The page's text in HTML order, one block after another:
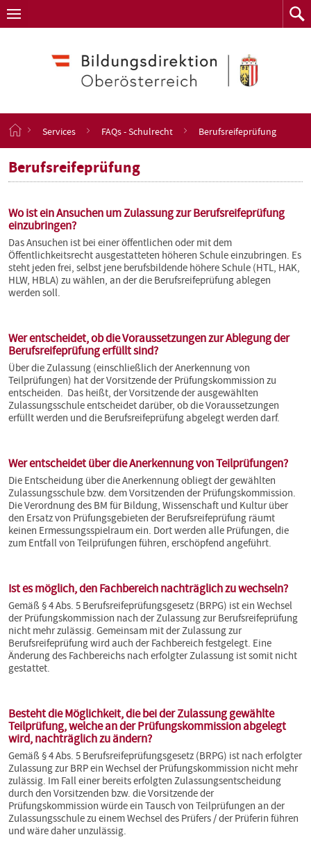
Zum
Inhalt
Navigation
Navigation
aufklappen
Zum
S
r
t
e
i
e
Services FAQs - Schulrecht Berufsreifeprüfung
Berufsreifeprüfung
Wo ist ein Ansuchen um Zulassung zur Berufsreifeprüfung
einzubringen?
Das Ansuchen ist bei einer öffentlichen oder mit dem
Öffentlichkeitsrecht ausgestatteten höheren Schule einzubringen. Es
steht jeden frei, selbst jene berufsbildende höhere Schule (HTL, HAK,
HLW, HBLA) zu wählen, an der die Berufsreifeprüfung ablegen
werden soll.
Wer entscheidet, ob die Voraussetzungen zur Ablegung der
Berufsreifeprüfung erfüllt sind?
Über die Zulassung (einschließlich der Anerkennung von
Teilprüfungen) hat der Vorsitzende der Prüfungskommission zu
entscheiden. Das heißt, der Vorsitzende der ausgewählten
Zulassungsschule entscheidet darüber, ob die Voraussetzungen
erfüllt werden und die Berufsreifeprüfung abgelegt werden darf.
Wer entscheidet über die Anerkennung von Teilprüfungen?
Die Entscheidung über die Anerkennung obliegt der gewählten
Zulassungsschule bzw. dem Vorsitzenden der Prüfungskommission.
Die Verordnung des BM für Bildung, Wissenschaft und Kultur über
den Ersatz von Prüfungsgebieten der Berufsreifeprüfung räumt
keinen Ermessungsspielraum ein. Dort werden alle Prüfungen, die
zum Entfall von Teilprüfungen führen, erschöpfend angeführt.
Ist es möglich, den Fachbereich nachträglich zu wechseln?
Gemäß § 4 Abs. 5 Berufsreifeprüfungsgesetz (BRPG) ist ein Wechsel
der Prüfungskommission nach der Zulassung zur Berufsreifeprüfung
nicht mehr zulässig. Gemeinsam mit der Zulassung zur
Berufsreifeprüfung wird auch der Fachbereich festgelegt. Eine
Änderung des Fachbereichs nach erfolgter Zulassung ist somit nicht
gestattet.
Besteht die Möglichkeit, die bei der Zulassung gewählte
Teilprüfung, welche an der Prüfungskommission abgelegt
wird, nachträglich zu ändern?
Gemäß § 4 Abs. 5 Berufsreifeprüfungsgesetz (BRPG) ist nach erfolgter
Zulassung zur BRP ein Wechsel der Prüfungskommission nicht mehr
zulässig. Im Fall einer bereits erfolgten Zulassungsentscheidung
durch den Vorsitzenden bzw. die Vorsitzende der
Prüfungskommission würde ein Tausch von Teilprüfungen an der
Zulassungsschule zu einem Wechsel des Prüfers / der Prüferin führen
und wäre daher unzulässig.